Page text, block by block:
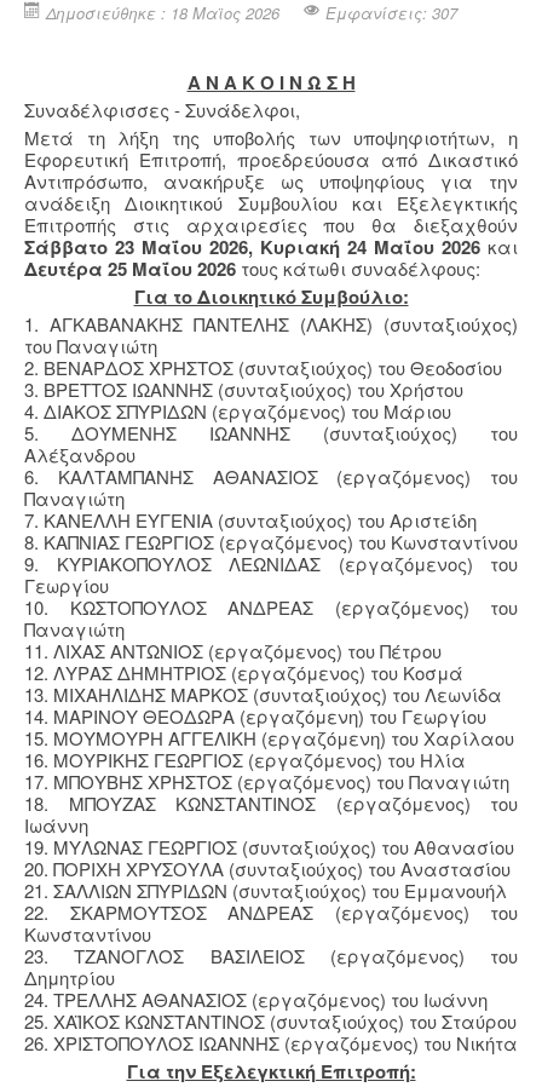
Δημοσιεύθηκε : 18 Μαϊος 2026 Εμφανίσεις: 307
Α Ν Α Κ Ο Ι Ν Ω Σ Η
Συναδέλφισσες - Συνάδελφοι,
Μετά τη λήξη της υποβολής των υποψηφιοτήτων, η
Εφορευτική Επιτροπή, προεδρεύουσα από Δικαστικό
Αντιπρόσωπο, ανακήρυξε ως υποψηφίους για την
ανάδειξη Διοικητικού Συμβουλίου και Εξελεγκτικής
Επιτροπής στις αρχαιρεσίες που θα διεξαχθούν
Σάββατο 23 Μαΐου 2026, Κυριακή 24 Μαΐου 2026 και
Δευτέρα 25 Μαΐου 2026 τους κάτωθι συναδέλφους:
Για το Διοικητικό Συμβούλιο:
1. ΑΓΚΑΒΑΝΑΚΗΣ ΠΑΝΤΕΛΗΣ (ΛΑΚΗΣ) (συνταξιούχος)
του Παναγιώτη
2. ΒΕΝΑΡΔΟΣ ΧΡΗΣΤΟΣ (συνταξιούχος) του Θεοδοσίου
3. ΒΡΕΤΤΟΣ ΙΩΑΝΝΗΣ (συνταξιούχος) του Χρήστου
4. ΔΙΑΚΟΣ ΣΠΥΡΙΔΩΝ (εργαζόμενος) του Μάριου
5. ΔΟΥΜΕΝΗΣ ΙΩΑΝΝΗΣ (συνταξιούχος) του
Αλέξανδρου
6. ΚΑΛΤΑΜΠΑΝΗΣ ΑΘΑΝΑΣΙΟΣ (εργαζόμενος) του
Παναγιώτη
7. ΚΑΝΕΛΛΗ ΕΥΓΕΝΙΑ (συνταξιούχος) του Αριστείδη
8. ΚΑΠΝΙΑΣ ΓΕΩΡΓΙΟΣ (εργαζόμενος) του Κωνσταντίνου
9. ΚΥΡΙΑΚΟΠΟΥΛΟΣ ΛΕΩΝΙΔΑΣ (εργαζόμενος) του
Γεωργίου
10. ΚΩΣΤΟΠΟΥΛΟΣ ΑΝΔΡΕΑΣ (εργαζόμενος) του
Παναγιώτη
11. ΛΙΧΑΣ ΑΝΤΩΝΙΟΣ (εργαζόμενος) του Πέτρου
12. ΛΥΡΑΣ ΔΗΜΗΤΡΙΟΣ (εργαζόμενος) του Κοσμά
13. ΜΙΧΑΗΛΙΔΗΣ ΜΑΡΚΟΣ (συνταξιούχος) του Λεωνίδα
14. ΜΑΡΙΝΟΥ ΘΕΟΔΩΡΑ (εργαζόμενη) του Γεωργίου
15. ΜΟΥΜΟΥΡΗ ΑΓΓΕΛΙΚΗ (εργαζόμενη) του Χαρίλαου
16. ΜΟΥΡΙΚΗΣ ΓΕΩΡΓΙΟΣ (εργαζόμενος) του Ηλία
17. ΜΠΟΥΒΗΣ ΧΡΗΣΤΟΣ (εργαζόμενος) του Παναγιώτη
18. ΜΠΟΥΖΑΣ ΚΩΝΣΤΑΝΤΙΝΟΣ (εργαζόμενος) του
Ιωάννη
19. ΜΥΛΩΝΑΣ ΓΕΩΡΓΙΟΣ (συνταξιούχος) του Αθανασίου
20. ΠΟΡΙΧΗ ΧΡΥΣΟΥΛΑ (συνταξιούχος) του Αναστασίου
21. ΣΑΛΛΙΩΝ ΣΠΥΡΙΔΩΝ (συνταξιούχος) του Εμμανουήλ
22. ΣΚΑΡΜΟΥΤΣΟΣ ΑΝΔΡΕΑΣ (εργαζόμενος) του
Κωνσταντίνου
23. ΤΖΑΝΟΓΛΟΣ ΒΑΣΙΛΕΙΟΣ (εργαζόμενος) του
Δημητρίου
24. ΤΡΕΛΛΗΣ ΑΘΑΝΑΣΙΟΣ (εργαζόμενος) του Ιωάννη
25. ΧΑΪΚΟΣ ΚΩΝΣΤΑΝΤΙΝΟΣ (συνταξιούχος) του Σταύρου
26. ΧΡΙΣΤΟΠΟΥΛΟΣ ΙΩΑΝΝΗΣ (εργαζόμενος) του Νικήτα
Για την Εξελεγκτική Επιτροπή: